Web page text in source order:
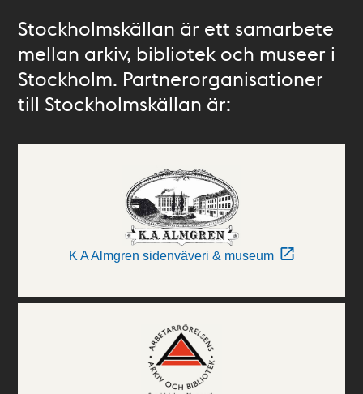
Stockholmskällan är ett samarbete
mellan arkiv, bibliotek och museer i
Stockholm. Partnerorganisationer
till Stockholmskällan är:
K A Almgren sidenväveri & museum